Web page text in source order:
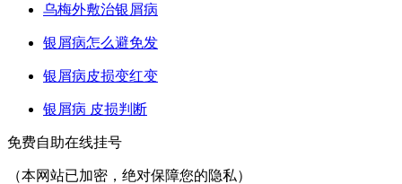
乌梅外敷治银屑病
银屑病怎么避免发
银屑病皮损变红变
银屑病 皮损判断
免费自助在线挂号
（本网站已加密，绝对保障您的隐私）